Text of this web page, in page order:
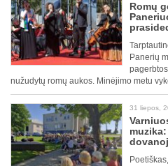
Romų
Panerių
nužudytų romų aukos. Minėjimo metu
31 liepos,